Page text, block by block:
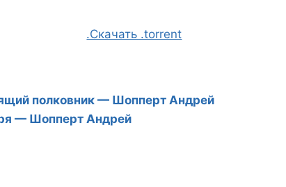
.Скачать .torrent
полковник — Шопперт Андрей
— Шопперт Андрей